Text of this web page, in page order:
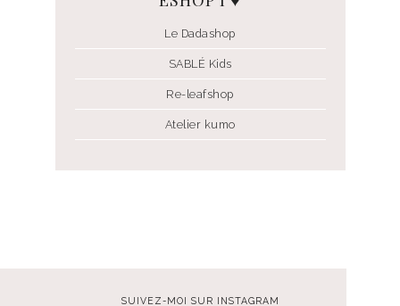
Le Dadashop
SABLÉ Kids
Re-leafshop
Atelier kumo
SUIVEZ-MOI SUR INSTAGRAM